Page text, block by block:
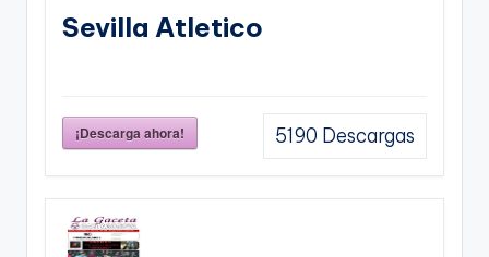
Sevilla Atletico
¡Descarga ahora! 5190 Descargas